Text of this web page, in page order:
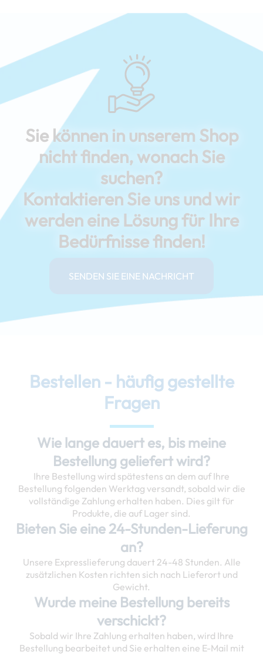
Sie können in unserem Shop
nicht finden, wonach Sie
suchen?
Kontaktieren Sie uns und wir
werden eine Lösung für Ihre
Bedürfnisse finden!
SENDEN SIE EINE NACHRICHT
Bestellen - häufig gestellte
Fragen
Wie lange dauert es, bis meine
Bestellung geliefert wird?
Ihre Bestellung wird spätestens an dem auf Ihre
Bestellung folgenden Werktag versandt, sobald wir die
vollständige Zahlung erhalten haben. Dies gilt für
Produkte, die auf Lager sind.
Bieten Sie eine 24-Stunden-Lieferung
an?
Unsere Expresslieferung dauert 24-48 Stunden. Alle
zusätzlichen Kosten richten sich nach Lieferort und
Gewicht.
Wurde meine Bestellung bereits
verschickt?
Sobald wir Ihre Zahlung erhalten haben, wird Ihre
Bestellung bearbeitet und Sie erhalten eine E-Mail mit